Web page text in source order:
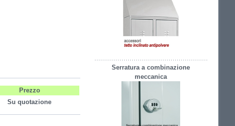
Prezzo
Su quotazione
Serratura a combinazione
meccanica